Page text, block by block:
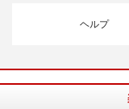
ヘルプ